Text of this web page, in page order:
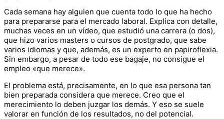
Cada semana hay alguien que cuenta todo lo que ha hecho
para prepararse para el mercado laboral. Explica con detalle,
muchas veces en un vídeo, que estudió una carrera (o dos),
que hizo varios masters o cursos de postgrado, que sabe
varios idiomas y que, además, es un experto en papiroflexia.
Sin embargo, a pesar de todo ese bagaje, no consigue el
empleo «que merece».
El problema está, precisamente, en lo que esa persona tan
bien preparada considera que merece. Creo que el
merecimiento lo deben juzgar los demás. Y eso se suele
valorar en función de los resultados, no del potencial.